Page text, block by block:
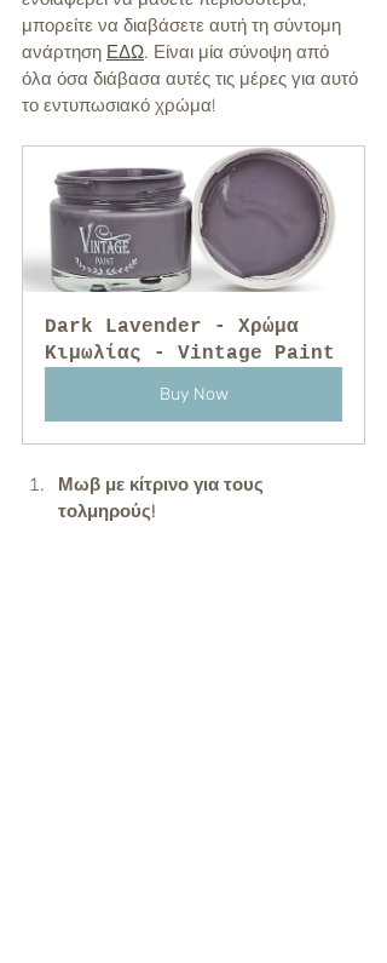
μπορείτε να διαβάσετε αυτή τη σύντομη
ανάρτηση ΕΔΩ. Είναι μία σύνοψη από
όλα όσα διάβασα αυτές τις μέρες για αυτό
το εντυπωσιακό χρώμα!
Dark Lavender - Χρώμα
Κιμωλίας - Vintage Paint
Buy Now
Μωβ με κίτρινο για τους
τολμηρούς!